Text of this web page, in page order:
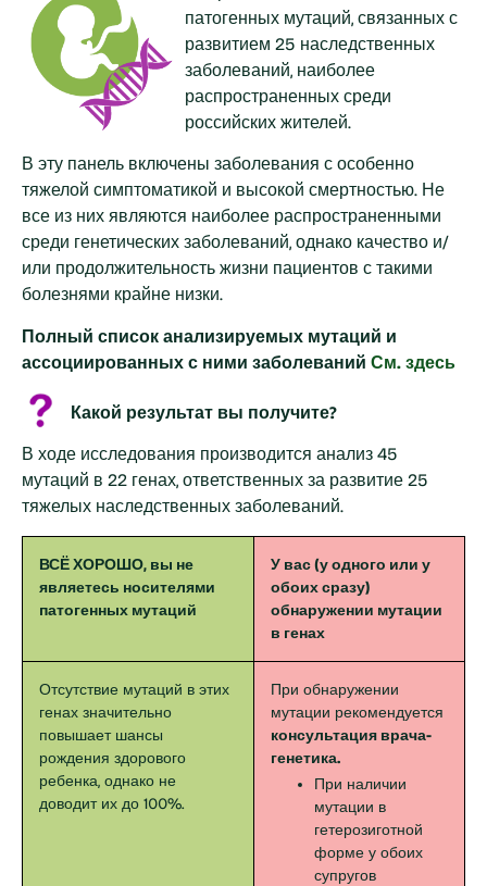
патогенных мутаций, связанных с
развитием 25 наследственных
заболеваний, наиболее
распространенных среди
российских жителей.
В эту панель включены заболевания с особенно
тяжелой симптоматикой и высокой смертностью. Не
все из них являются наиболее распространенными
среди генетических заболеваний, однако качество и/
или продолжительность жизни пациентов с такими
болезнями крайне низки.
Полный список анализируемых мутаций и
ассоциированных с ними заболеваний См. здесь
Какой результат вы получите?
В ходе исследования производится анализ 45
мутаций в 22 генах, ответственных за развитие 25
тяжелых наследственных заболеваний.
ВСЁ ХОРОШО, вы не
являетесь носителями
патогенных мутаций
У вас (у одного или у
обоих сразу)
обнаружении мутации
в генах
Отсутствие мутаций в этих
генах значительно
повышает шансы
рождения здорового
ребенка, однако не
доводит их до 100%.
При обнаружении
мутации рекомендуется
консультация врача-
генетика.
При наличии
мутации в
гетерозиготной
форме у обоих
супругов